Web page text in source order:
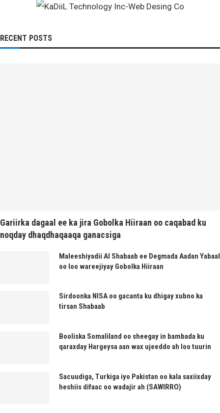
RECENT POSTS
Gariirka dagaal ee ka jira Gobolka Hiiraan oo caqabad ku
noqday dhaqdhaqaaqa ganacsiga
Maleeshiyadii Al Shabaab ee Degmada Aadan Yabaal
oo loo wareejiyay Gobolka Hiiraan
Sirdoonka NISA oo gacanta ku dhigay xubno ka
tirsan Shabaab
Booliska Somaliland oo sheegay in bambada ku
qaraxday Hargeysa aan wax ujeeddo ah loo tuurin
Sacuudiga, Turkiga iyo Pakistan oo kala saxiixday
heshiis difaac oo wadajir ah (SAWIRRO)